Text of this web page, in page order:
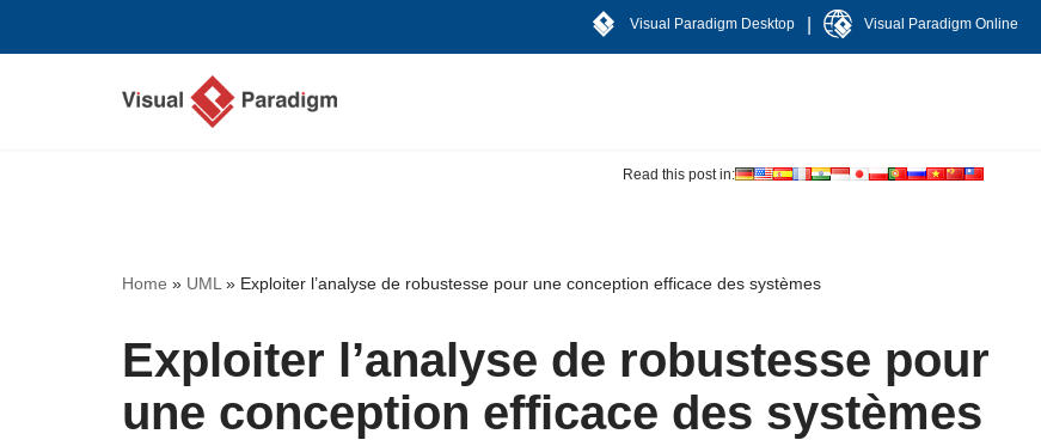
Visual Paradigm Desktop Visual Paradigm Online
Read this post in:
Home » UML » Exploiter l’analyse de robustesse pour une conception efficace des systèmes
Exploiter l’analyse de robustesse pour
une conception efficace des systèmes